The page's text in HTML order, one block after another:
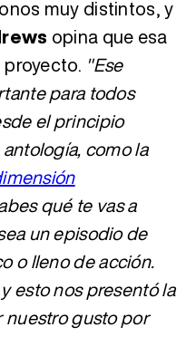
muy distintos, y
opina que esa
proyecto. "Ese
para todos
el principio
como la
qué te vas a
un episodio de
o lleno de acción.
esto nos presentó la
gusto por